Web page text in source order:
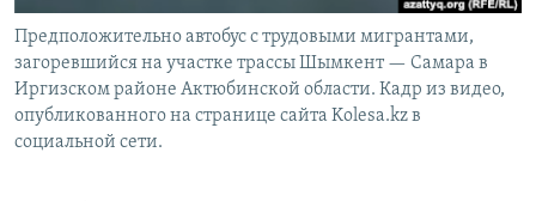
Предположительно автобус с трудовыми мигрантами,
загоревшийся на участке трассы Шымкент — Самара в
Иргизском районе Актюбинской области. Кадр из видео,
опубликованного на странице сайта Kolesa.kz в
социальной сети.